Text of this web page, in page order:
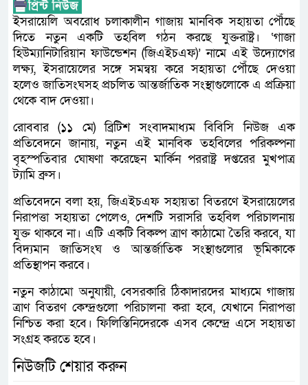
ইসরায়েলি অবরোধ চলাকালীন গাজায় মানবিক সহায়তা পৌঁছে
দিতে নতুন একটি তহবিল গঠন করছে যুক্তরাষ্ট্র। ‘গাজা
হিউম্যানিটারিয়ান ফাউন্ডেশন (জিএইচএফ)’ নামে এই উদ্যোগের
লক্ষ্য, ইসরায়েলের সঙ্গে সমন্বয় করে সহায়তা পৌঁছে দেওয়া
হলেও জাতিসংঘসহ প্রচলিত আন্তর্জাতিক সংস্থাগুলোকে এ প্রক্রিয়া
থেকে বাদ দেওয়া।
রোববার (১১ মে) ব্রিটিশ সংবাদমাধ্যম বিবিসি নিউজ এক
প্রতিবেদনে জানায়, নতুন এই মানবিক তহবিলের পরিকল্পনা
বৃহস্পতিবার ঘোষণা করেছেন মার্কিন পররাষ্ট্র দপ্তরের মুখপাত্র
ট্যামি ব্রুস।
প্রতিবেদনে বলা হয়, জিএইচএফ সহায়তা বিতরণে ইসরায়েলের
নিরাপত্তা সহায়তা পেলেও, দেশটি সরাসরি তহবিল পরিচালনায়
যুক্ত থাকবে না। এটি একটি বিকল্প ত্রাণ কাঠামো তৈরি করবে, যা
বিদ্যমান জাতিসংঘ ও আন্তর্জাতিক সংস্থাগুলোর ভূমিকাকে
প্রতিস্থাপন করবে।
নতুন কাঠামো অনুযায়ী, বেসরকারি ঠিকাদারদের মাধ্যমে গাজায়
ত্রাণ বিতরণ কেন্দ্রগুলো পরিচালনা করা হবে, যেখানে নিরাপত্তা
নিশ্চিত করা হবে। ফিলিস্তিনিদেরকে এসব কেন্দ্রে এসে সহায়তা
সংগ্রহ করতে হবে।
নিউজটি শেয়ার করুন